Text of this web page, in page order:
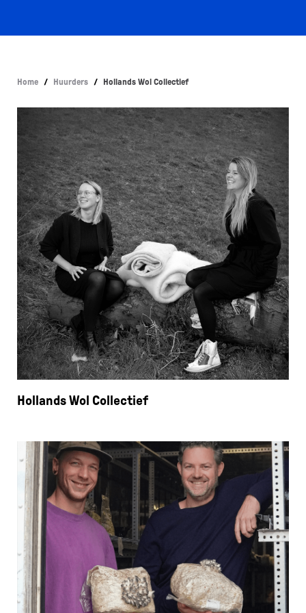
Home / Huurders / Hollands Wol Collectief
Hollands Wol Collectief